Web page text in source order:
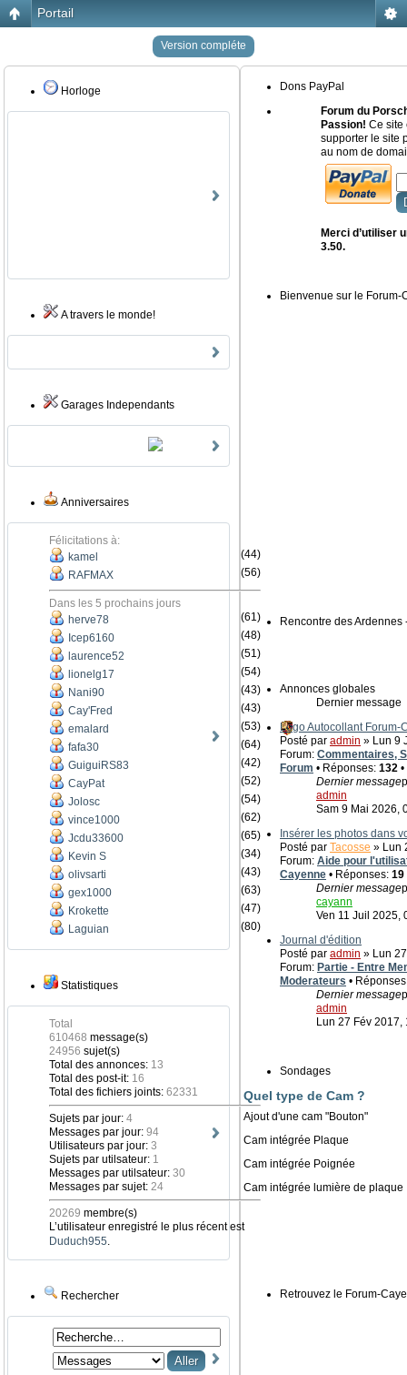
Portail
Version compléte
Horloge
A travers le monde!
Garages Independants
Anniversaires
Félicitations à:
kamel
(44)
RAFMAX
(56)
Dans les 5 prochains jours
herve78
(61)
Icep6160
(48)
laurence52
(51)
lionelg17
(54)
Nani90
(43)
Cay'Fred
(43)
emalard
(53)
fafa30
(64)
GuiguiRS83
(42)
CayPat
(52)
Jolosc
(54)
vince1000
(62)
Jcdu33600
(65)
Kevin S
(34)
olivsarti
(43)
gex1000
(63)
Krokette
(47)
Laguian
(80)
Statistiques
Total
610468 message(s)
24956 sujet(s)
Total des annonces: 13
Total des post-it: 16
Total des fichiers joints: 62331
Sujets par jour: 4
Messages par jour: 94
Utilisateurs par jour: 3
Sujets par utilsateur: 1
Messages par utilsateur: 30
Messages par sujet: 24
20269 membre(s)
L’utilisateur enregistré le plus récent est
Duduch955.
Rechercher
Dons PayPal
Forum du
Passion! Ce site
supporter le site
au nom de
Merci d’utiliser
3.50.
Bienvenue sur le Forum-
Rencontre des
Annonces globales
Dernier message
Logo Autocollant Forum-
Posté par admin » Lun 9
Forum: Commentaires,
Forum • Réponses: 132
Dernier message
admin
Sam 9 Mai 2026,
Insérer les photos dans
Posté par Tacosse » Lun
Forum: Aide pour
Cayenne • Réponses: 19
Dernier message
cayann
Ven 11 Juil 2025,
Journal d'édition
Posté par admin » Lun
Forum: Partie - Entre
Moderateurs •
Dernier message
admin
Lun 27 Fév 2017,
Sondages
Quel type de Cam ?
Ajout d'une cam "Bouton"
Cam intégrée Plaque
Cam intégrée Poignée
Cam intégrée lumière de plaque
Retrouvez le Forum-